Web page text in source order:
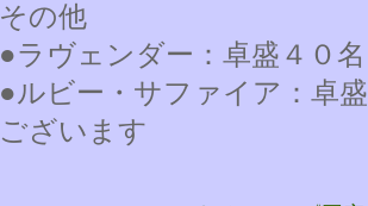
その他
●ラヴェンダー：卓盛４０
●ルビー・サファイア：卓
ございます